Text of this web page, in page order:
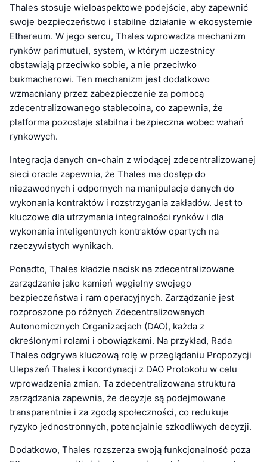
Thales stosuje wieloaspektowe podejście, aby zapewnić
swoje bezpieczeństwo i stabilne działanie w ekosystemie
Ethereum. W jego sercu, Thales wprowadza mechanizm
rynków parimutuel, system, w którym uczestnicy
obstawiają przeciwko sobie, a nie przeciwko
bukmacherowi. Ten mechanizm jest dodatkowo
wzmacniany przez zabezpieczenie za pomocą
zdecentralizowanego stablecoina, co zapewnia, że
platforma pozostaje stabilna i bezpieczna wobec wahań
rynkowych.
Integracja danych on-chain z wiodącej zdecentralizowanej
sieci oracle zapewnia, że Thales ma dostęp do
niezawodnych i odpornych na manipulacje danych do
wykonania kontraktów i rozstrzygania zakładów. Jest to
kluczowe dla utrzymania integralności rynków i dla
wykonania inteligentnych kontraktów opartych na
rzeczywistych wynikach.
Ponadto, Thales kładzie nacisk na zdecentralizowane
zarządzanie jako kamień węgielny swojego
bezpieczeństwa i ram operacyjnych. Zarządzanie jest
rozproszone po różnych Zdecentralizowanych
Autonomicznych Organizacjach (DAO), każda z
określonymi rolami i obowiązkami. Na przykład, Rada
Thales odgrywa kluczową rolę w przeglądaniu Propozycji
Ulepszeń Thales i koordynacji z DAO Protokołu w celu
wprowadzenia zmian. Ta zdecentralizowana struktura
zarządzania zapewnia, że decyzje są podejmowane
transparentnie i za zgodą społeczności, co redukuje
ryzyko jednostronnych, potencjalnie szkodliwych decyzji.
Dodatkowo, Thales rozszerza swoją funkcjonalność poza